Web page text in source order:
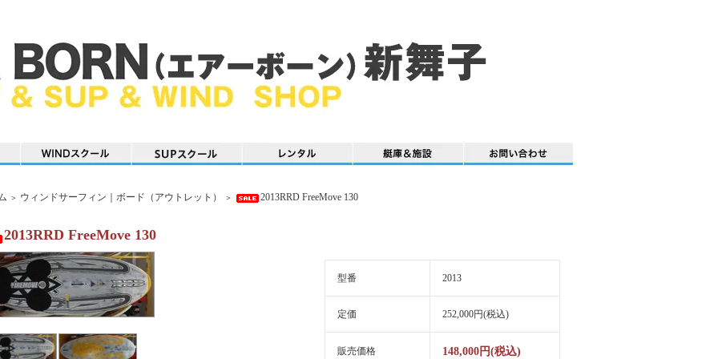
＞ ウィンドサーフィン｜ボード（アウトレット） ＞ 2013RRD FreeMove 130
2013RRD FreeMove 130
型番 2013
定価 252,000円(税込)
販売価格 148,000円(税込)